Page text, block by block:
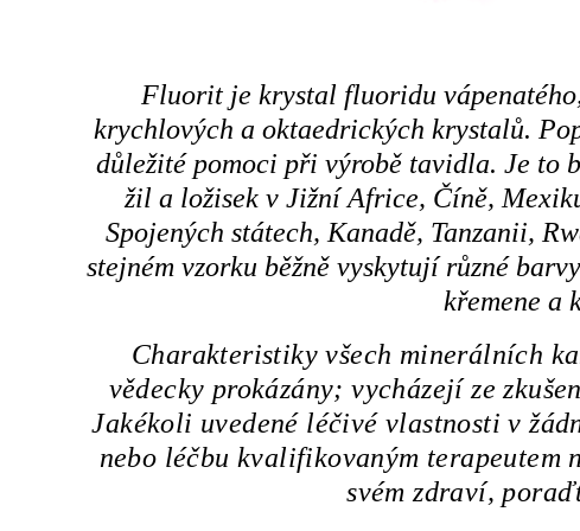
Fluorit je krystal fluoridu
krychlových a oktaedrických krystalů.
důležité pomoci při výrobě tavidla. Je to
žil a ložisek v Jižní Africe, Číně,
Spojených státech, Kanadě, Tanzanii,
stejném vzorku běžně vyskytují různé
křemene a
Charakteristiky všech minerálních
vědecky prokázány; vycházejí ze
Jakékoli uvedené léčivé vlastnosti v
nebo léčbu kvalifikovaným terapeutem
svém zdraví,